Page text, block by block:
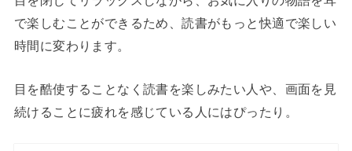
で楽しむことができるため、読書がもっと快適で楽しい
時間に変わります。
目を酷使することなく読書を楽しみたい人や、画面を見
続けることに疲れを感じている人にはぴったり。